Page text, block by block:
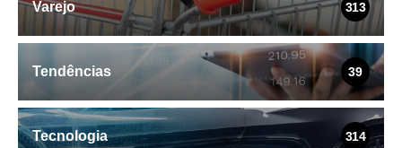
Varejo 313
Tendências 39
Tecnologia 314